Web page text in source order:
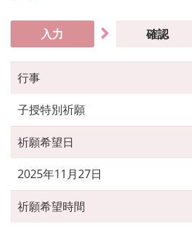
入力 確認
行事
子授特別祈願
祈願希望日
2025年11月27日
祈願希望時間